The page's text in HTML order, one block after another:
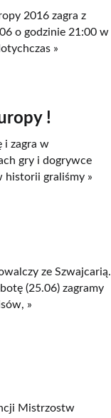
2016 zagra z
o godzinie 21:00 w
»
!
i zagra w
gry i dogrywce
historii graliśmy »
ze Szwajcarią.
(25.06) zagramy
»
Mistrzostw